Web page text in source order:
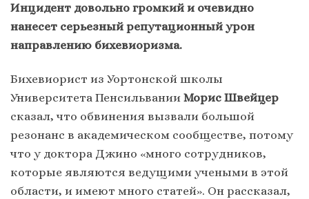
Инцидент довольно громкий и очевидно
нанесет серьезный репутационный урон
направлению бихевиоризма.
Бихевиорист из Уортонской школы
Университета Пенсильвании Морис Швейцер
сказал, что обвинения вызвали большой
резонанс в академическом сообществе, потому
что у доктора Джино «много сотрудников,
которые являются ведущими учеными в этой
области, и имеют много статей». Он рассказал,